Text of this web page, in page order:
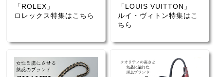
「ROLEX」
ロレックス特集はこちら
「LOUIS VUITTON」
ルイ・ヴィトン特集はこ
ちら